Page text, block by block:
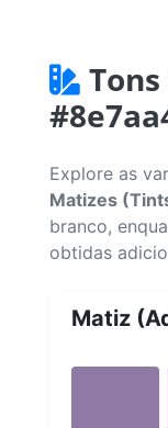
Explore as
Matizes
branco,
obtidas
Matiz